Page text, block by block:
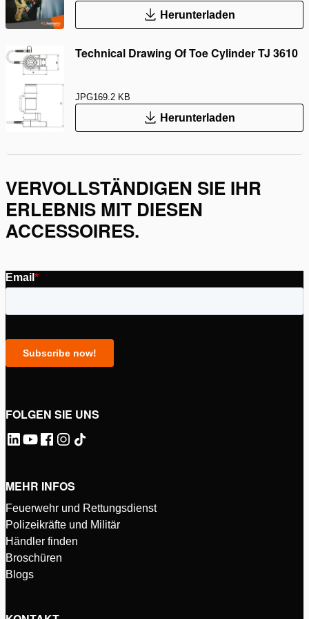
Herunterladen
Technical Drawing Of Toe Cylinder TJ 3610
JPG169.2 KB
Herunterladen
VERVOLLSTÄNDIGEN SIE IHR
ERLEBNIS MIT DIESEN
ACCESSOIRES.
FOLGEN SIE UNS
MEHR INFOS
Feuerwehr und Rettungsdienst
Polizeikräfte und Militär
Händler finden
Broschüren
Blogs